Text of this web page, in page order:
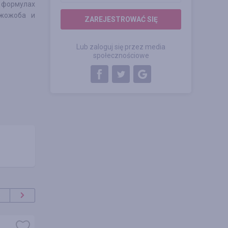
ZAREJESTROWAĆ SIĘ
Lub zaloguj się przez media
społecznościowe
и